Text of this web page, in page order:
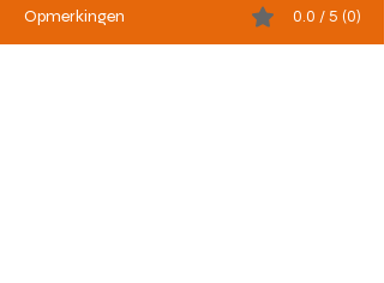
Opmerkingen 0.0 / 5 (0)